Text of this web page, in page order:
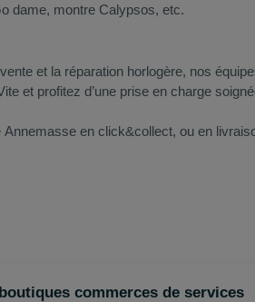
dame, montre Calypsos, etc.
et la réparation horlogère, nos
et profitez d’une prise en charge
en click&collect, ou en
commerces de services